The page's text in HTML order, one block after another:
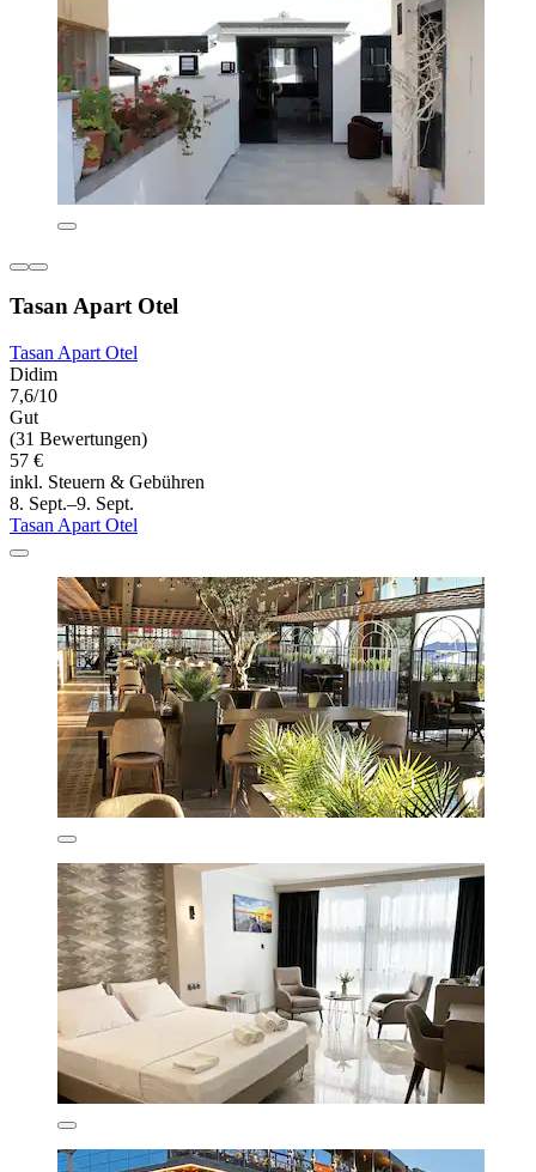
Tasan Apart Otel
Tasan Apart Otel
Didim
7,6/10
Gut
(31 Bewertungen)
57 €
inkl. Steuern & Gebühren
8. Sept.–9. Sept.
Tasan Apart Otel